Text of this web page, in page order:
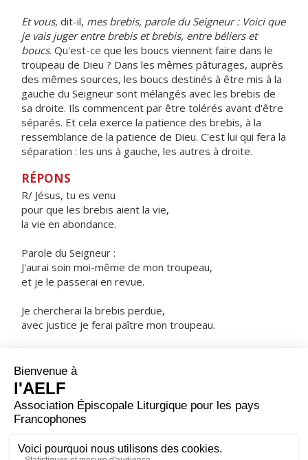
Et vous, dit-il, mes brebis, parole du Seigneur : Voici que
je vais juger entre brebis et brebis, entre béliers et
boucs. Qu'est-ce que les boucs viennent faire dans le
troupeau de Dieu ? Dans les mêmes pâturages, auprès
des mêmes sources, les boucs destinés à être mis à la
gauche du Seigneur sont mélangés avec les brebis de
sa droite. Ils commencent par être tolérés avant d'être
séparés. Et cela exerce la patience des brebis, à la
ressemblance de la patience de Dieu. C'est lui qui fera la
séparation : les uns à gauche, les autres à droite.
RÉPONS
R/ Jésus, tu es venu
pour que les brebis aient la vie,
la vie en abondance.
Parole du Seigneur :
J'aurai soin moi-même de mon troupeau,
et je le passerai en revue.
Je chercherai la brebis perdue,
avec justice je ferai paître mon troupeau.
et les ramènerai sur leur terre.
ORAISON
; et puisque ta grâce est notre unique espoir, garde-